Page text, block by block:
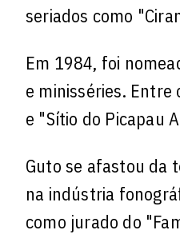
seriados como
Em 1984, foi
e minisséries.
e "Sítio do Picapau
Guto se afastou da
na indústria
como jurado do